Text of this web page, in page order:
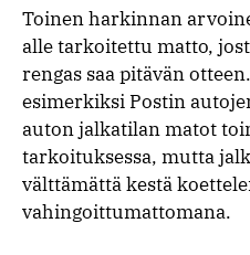
Toinen harkinnan
alle tarkoitettu matto,
rengas saa pitävän
esimerkiksi Postin
auton jalkatilan matot
tarkoituksessa, mutta
välttämättä kestä
vahingoittumattomana.